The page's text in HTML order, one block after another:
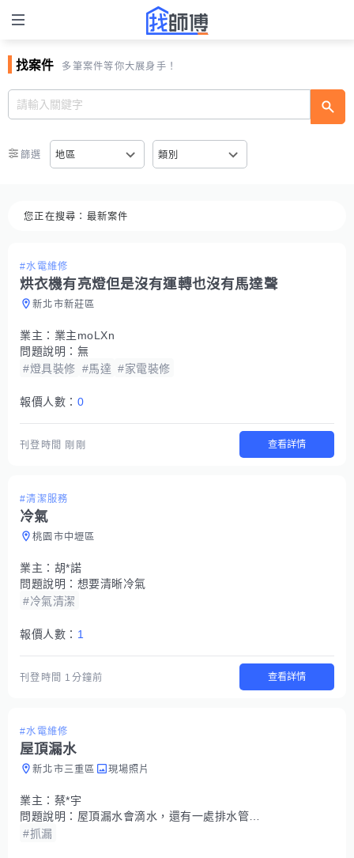
找案件 多筆案件等你大展身手！
篩選 地區 類別
您正在搜尋： 最新案件
#水電維修
烘衣機有亮燈但是沒有運轉也沒有馬達聲
新北市新莊區
業主： 業主moLXn
問題說明： 無
#燈具裝修 #馬達 #家電裝修
報價人數： 0
刊登時間 剛剛 查看詳情
#清潔服務
冷氣
桃園市中壢區
業主： 胡*諾
問題說明： 想要清晰冷氣
#冷氣清潔
報價人數： 1
刊登時間 1分鐘前 查看詳情
#水電維修
屋頂漏水
新北市三重區 現場照片
業主： 蔡*宇
問題說明： 屋頂漏水會滴水，還有一處排水管會從尾端流出
#抓漏